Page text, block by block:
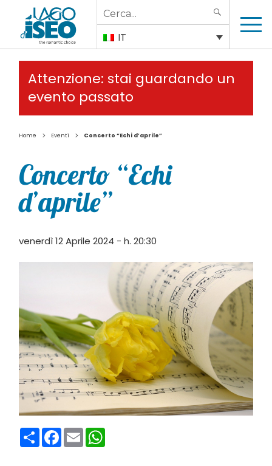
Search
for:
IT
Attenzione: stai guardando un
evento passato
Home > Eventi > Concerto “Echi d’aprile”
Concerto “Echi
d’aprile”
venerdì 12 Aprile 2024 - h. 20:30
CondividiFacebook
Email